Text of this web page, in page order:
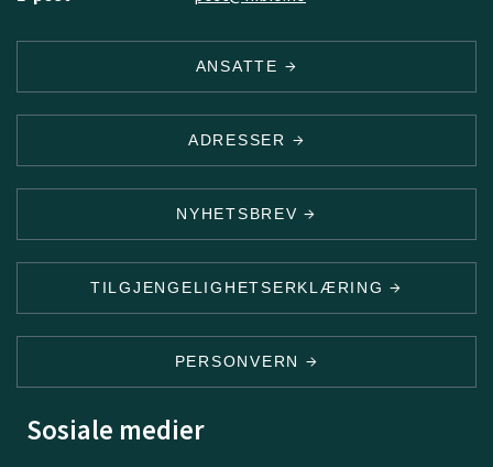
ANSATTE
ADRESSER
NYHETSBREV
TILGJENGELIGHETSERKLÆRING
PERSONVERN
Sosiale medier